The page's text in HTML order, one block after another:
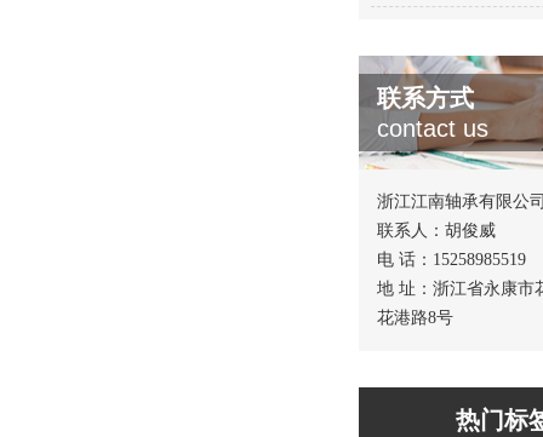
联系方式
contact us
浙江江南轴承有限公
联系人：胡俊威
电 话：15258985519
地 址：浙江省永康市
花港路8号
热门标